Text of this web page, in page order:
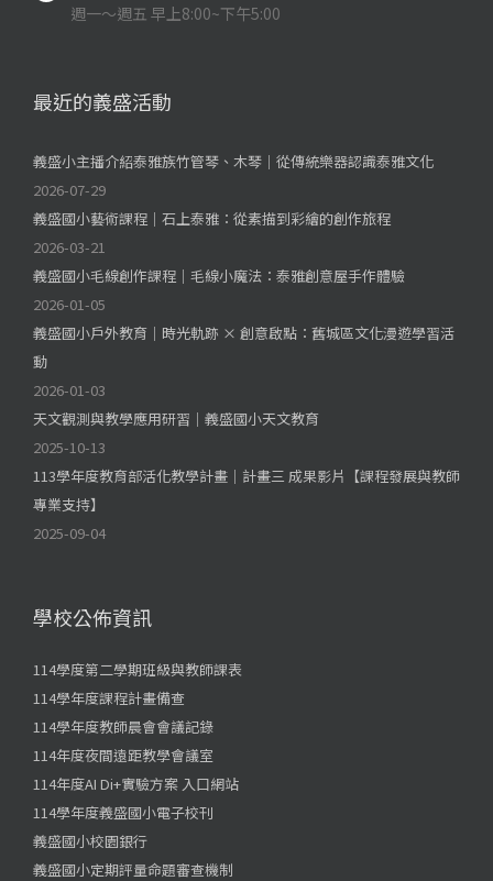
週一～週五 早上8:00~下午5:00
最近的義盛活動
義盛小主播介紹泰雅族竹管琴、木琴｜從傳統樂器認識泰雅文化
2026-07-29
義盛國小藝術課程｜石上泰雅：從素描到彩繪的創作旅程
2026-03-21
義盛國小毛線創作課程｜毛線小魔法：泰雅創意屋手作體驗
2026-01-05
義盛國小戶外教育｜時光軌跡 × 創意啟點：舊城區文化漫遊學習活
動
2026-01-03
天文觀測與教學應用研習｜義盛國小天文教育
2025-10-13
113學年度教育部活化教學計畫｜計畫三 成果影片【課程發展與教師
專業支持】
2025-09-04
學校公佈資訊
114學度第二學期班級與教師課表
114學年度課程計畫備查
114學年度教師晨會會議記錄
114年度夜間遠距教學會議室
114年度AI Di+實驗方案 入口網站
114學年度義盛國小電子校刊
義盛國小校園銀行
義盛國小定期評量命題審查機制